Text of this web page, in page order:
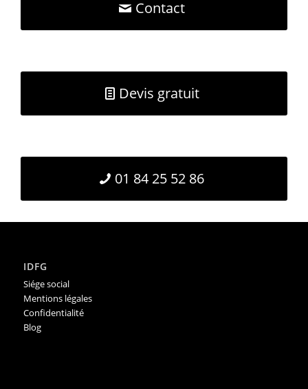
Contact
Devis gratuit
01 84 25 52 86
IDFG
Siége social
Mentions légales
Confidentialité
Blog